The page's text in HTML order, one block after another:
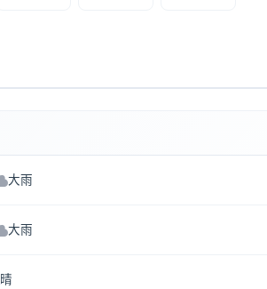
大雨
大雨
晴